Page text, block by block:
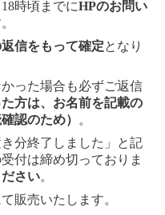
時頃までにHPのお問い
信をもって確定となり
った場合も必ずご返信
方は、お名前を記載の
認のため）
。
分終了しました」と記
付は締め切っておりま
さい。
販売いたします。